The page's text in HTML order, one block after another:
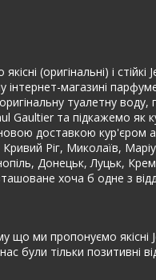
(оригінальні) і
магазині
туалетну
Gaultier та підкажемо
доставкою кур'єром
Ріг, Миколаїв,
Донецьк, Луцьк,
хоча б одне з
що ми пропонуємо
тільки позитивні